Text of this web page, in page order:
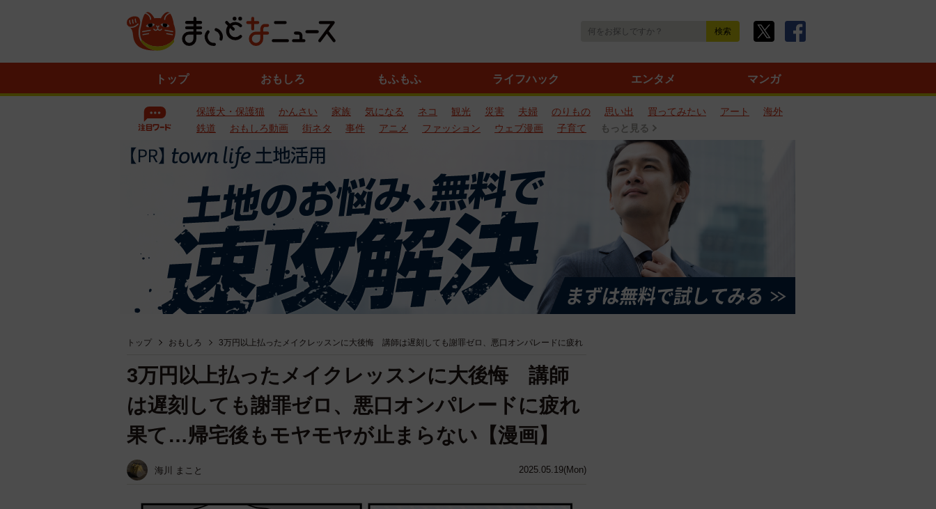
トップ おもしろ もふもふ ライフハック エンタメ マンガ
保護犬・保護猫 かんさい 家族 気になる ネコ 観光 災害 夫婦 のりもの 思い出 買ってみたい アート
海外
鉄道
おもしろ動画 街ネタ 事件 アニメ ファッション ウェブ漫画 子育て もっと見る
トップ おもしろ 3万円以上払ったメイクレッスンに大後悔 講師は遅刻しても謝罪ゼロ、悪口オンパレードに疲れ
2025.05.19(Mon)
3万円以上払ったメイクレッスンに大後悔 講師
は遅刻しても謝罪ゼロ、悪口オンパレードに疲れ
果て…帰宅後もモヤモヤが止まらない【漫画】
海川 まこと